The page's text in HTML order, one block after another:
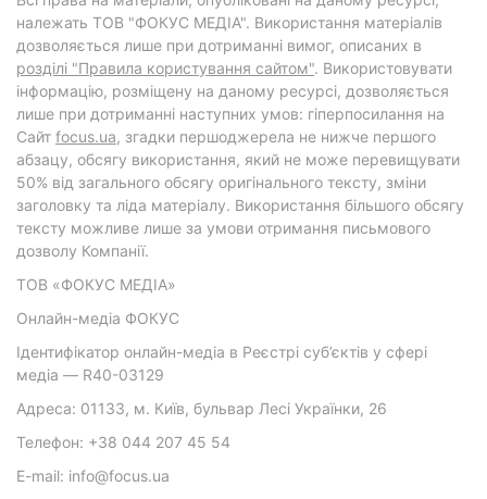
належать ТОВ "ФОКУС МЕДІА". Використання матеріалів
дозволяється лише при дотриманні вимог, описаних в
розділі "Правила користування сайтом". Використовувати
інформацію, розміщену на даному ресурсі, дозволяється
лише при дотриманні наступних умов: гіперпосилання на
Cайт focus.ua, згадки першоджерела не нижче першого
абзацу, обсягу використання, який не може перевищувати
50% від загального обсягу оригінального тексту, зміни
заголовку та ліда матеріалу. Використання більшого обсягу
тексту можливе лише за умови отримання письмового
дозволу Компанії.
ТОВ «ФОКУС МЕДІА»
Онлайн-медіа ФОКУС
Ідентифікатор онлайн-медіа в Реєстрі суб’єктів у сфері
медіа — R40-03129
Адреса: 01133, м. Київ, бульвар Лесі Українки, 26
Телефон: +38 044 207 45 54
E-mail: info@focus.ua